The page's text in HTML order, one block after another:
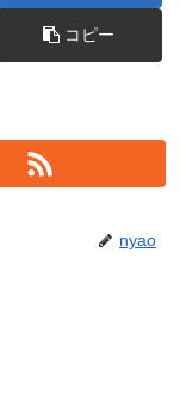
コピー
nyao